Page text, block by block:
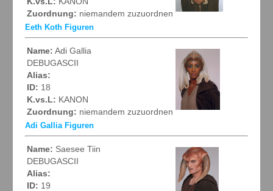
Zuordnung: niemandem zuzuordnen
Eeth Koth Figuren
Name: Adi Gallia
DEBUGASCII
Alias:
ID: 18
K.vs.L: KANON
Zuordnung: niemandem zuzuordnen
Adi Gallia Figuren
Name: Saesee Tiin
DEBUGASCII
Alias:
ID: 19